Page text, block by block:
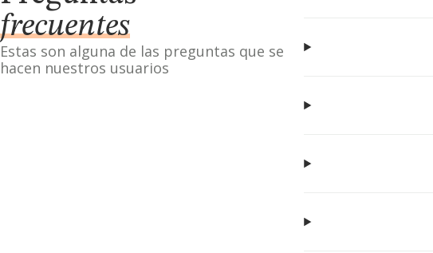
frecuentes
Estas son alguna de las preguntas que se
hacen nuestros usuarios